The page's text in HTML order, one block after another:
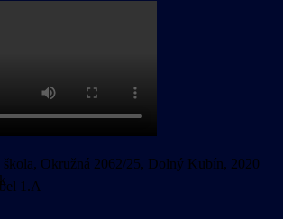
Okružná 2062/25, Dolný Kubín, 2020